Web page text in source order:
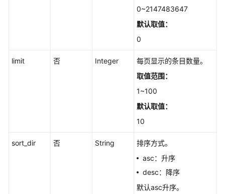
何
0~2147483647
默认取值：
0
limit 否 Integer
每页显示的条目数量。
取值范围：
1~100
默认取值：
10
sort_dir 否 String
排序方式。
asc：升序
desc：降序
默认asc升序。